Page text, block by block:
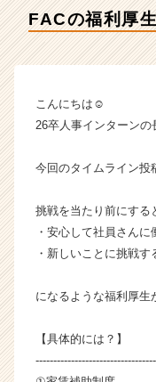
r
イ
|
FACの福利厚
こんにちは☺
26卒人事インターンの
今回のタイムライン投
挑戦を当たり前にする
・安心して社員さんに
・新しいことに挑戦す
になるような福利厚生
【具体的には？】